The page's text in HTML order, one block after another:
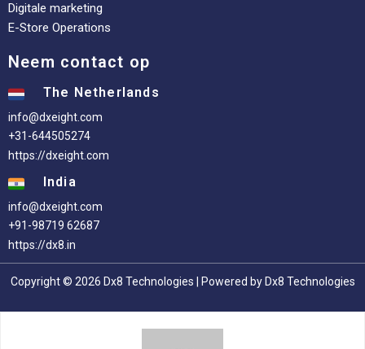
Digitale marketing
E-Store Operations
Neem contact op
The Netherlands
info@dxeight.com
+31-644505274
https://dxeight.com
India
info@dxeight.com
+91-98719 62687
https://dx8.in
Copyright © 2026 Dx8 Technologies | Powered by Dx8 Technologies